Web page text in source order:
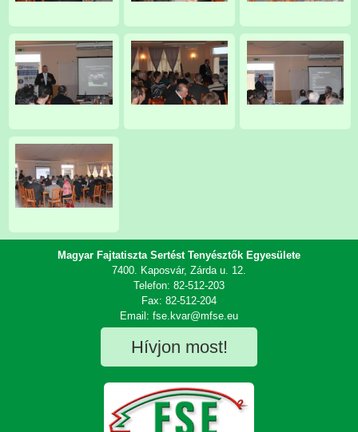
Magyar Fajtatiszta Sertést Tenyésztők Egyesülete
7400. Kaposvár, Zárda u. 12.
Telefon: 82-512-203
Fax: 82-512-204
Email: fse.kvar@mfse.eu
Hívjon most!